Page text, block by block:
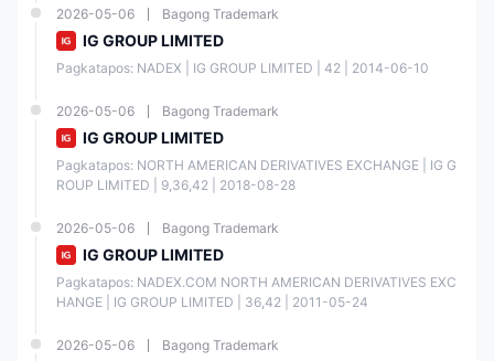
2026-05-06 Bagong Trademark
IG GROUP LIMITED
Pagkatapos: NADEX | IG GROUP LIMITED | 42 | 2014-06-10
2026-05-06 Bagong Trademark
IG GROUP LIMITED
Pagkatapos: NORTH AMERICAN DERIVATIVES EXCHANGE | IG G
ROUP LIMITED | 9,36,42 | 2018-08-28
2026-05-06 Bagong Trademark
IG GROUP LIMITED
Pagkatapos: NADEX.COM NORTH AMERICAN DERIVATIVES EXC
HANGE | IG GROUP LIMITED | 36,42 | 2011-05-24
2026-05-06 Bagong Trademark